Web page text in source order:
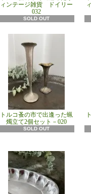
ィンテージ雑貨 ドイリー
032
SOLD OUT
トルコ蚤の市で出逢った蝋
燭立て2個セット－020
SOLD OUT